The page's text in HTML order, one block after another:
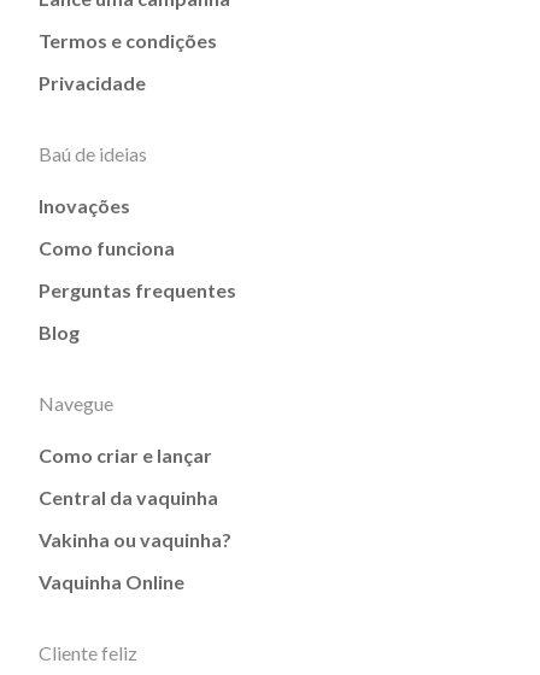
Termos e condições
Privacidade
Baú de ideias
Inovações
Como funciona
Perguntas frequentes
Blog
Navegue
Como criar e lançar
Central da vaquinha
Vakinha ou vaquinha?
Vaquinha Online
Cliente feliz